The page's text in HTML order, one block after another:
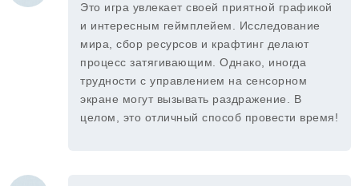
Это игра увлекает своей приятной графикой
и интересным геймплейем. Исследование
мира, сбор ресурсов и крафтинг делают
процесс затягивающим. Однако, иногда
трудности с управлением на сенсорном
экране могут вызывать раздражение. В
целом, это отличный способ провести время!